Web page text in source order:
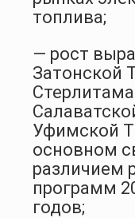
топлива;
— рост
Затонской
Уфимской
основном
различием
программ
годов;